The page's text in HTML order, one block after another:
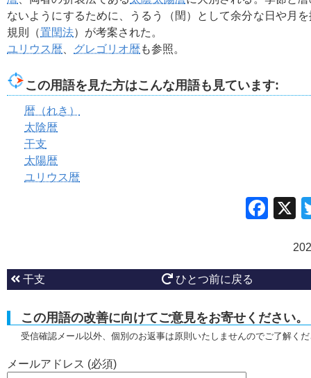
ないようにするために、うるう（閏）として余分な日や月
規則（置閏法）が考案された。
ユリウス暦
グレゴリオ暦 も参照。
この用語を見た方はこんな用語も見ています:
暦（れき）
太陰暦
干支
太陽暦
ユリウス暦
干支 ひとつ前に戻る
この用語の改善に向けてご意見をお寄せください。
受信確認メール以外、個別のお返事は原則いたしませんのでご了解く
メールアドレス (必須)